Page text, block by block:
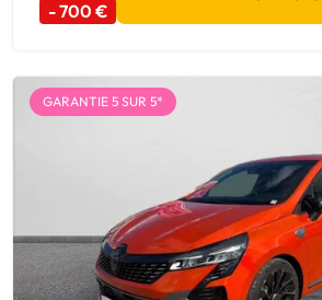
- 700 €
GARANTIE 5 SUR 5*